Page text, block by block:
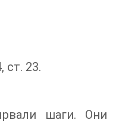
ст. 23.
шаги. Они